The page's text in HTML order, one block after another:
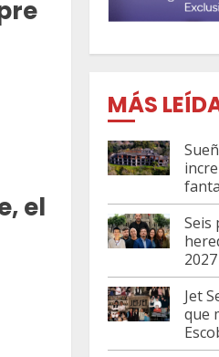
el
MÁS
Seis
2027
Jet
que